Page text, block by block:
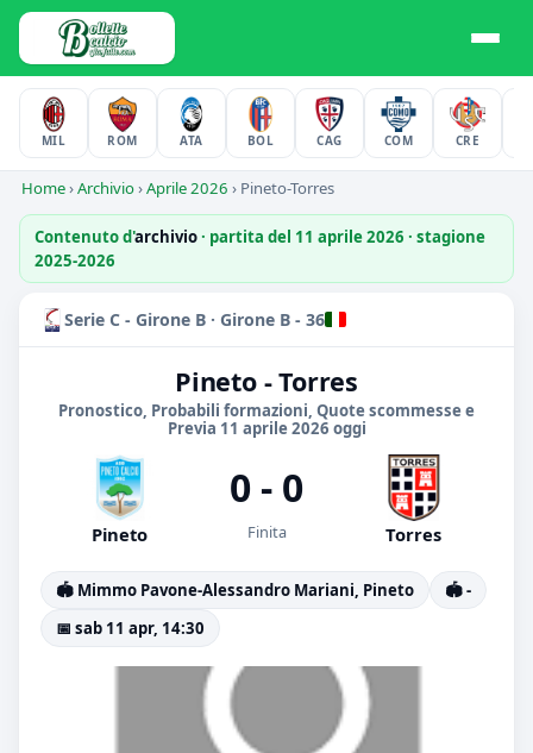
MIL ROM ATA BOL CAG COM CRE
Home›Archivio›Aprile 2026 › Pineto-Torres
Contenuto d'archivio· partita del 11 aprile 2026 · stagione
2025-2026
Serie C - Girone B · Girone B - 36
Pineto - Torres
Pronostico, Probabili formazioni, Quote scommesse e
Previa 11 aprile 2026 oggi
Pineto
0 - 0
Finita Torres
🏟️ Mimmo Pavone-Alessandro Mariani, Pineto
🏟️ -
📅 sab 11 apr, 14:30